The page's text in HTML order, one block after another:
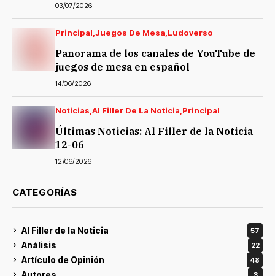
03/07/2026
Principal Juegos De Mesa Ludoverso
Panorama de los canales de YouTube de
juegos de mesa en español
14/06/2026
Noticias Al Filler De La Noticia Principal
Últimas Noticias: Al Filler de la Noticia
12-06
12/06/2026
CATEGORÍAS
Al Filler de la Noticia 57
Análisis 22
Artículo de Opinión 48